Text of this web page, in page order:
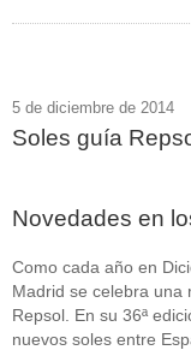
5 de diciembre de 2014
Soles guía
Novedades en
Como cada año en
Madrid se celebra una
Repsol. En su 36ª
nuevos soles entre